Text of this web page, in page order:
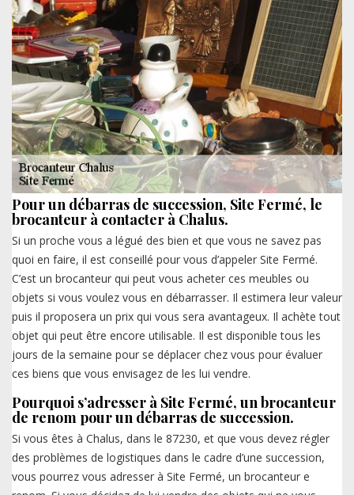
Pour un débarras de succession, Site Fermé, le
brocanteur à contacter à Chalus.
Si un proche vous a légué des bien et que vous ne savez pas
quoi en faire, il est conseillé pour vous d’appeler Site Fermé.
C’est un brocanteur qui peut vous acheter ces meubles ou
objets si vous voulez vous en débarrasser. Il estimera leur valeur
puis il proposera un prix qui vous sera avantageux. Il achète tout
objet qui peut être encore utilisable. Il est disponible tous les
jours de la semaine pour se déplacer chez vous pour évaluer
ces biens que vous envisagez de les lui vendre.
Pourquoi s’adresser à Site Fermé, un brocanteur
de renom pour un débarras de succession.
Si vous êtes à Chalus, dans le 87230, et que vous devez régler
des problèmes de logistiques dans le cadre d’une succession,
vous pourrez vous adresser à Site Fermé, un brocanteur e